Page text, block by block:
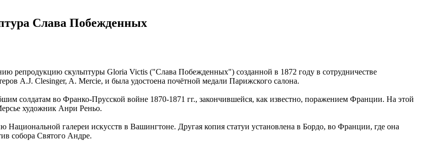
Слава Побежденных
репродукцию скульптуры Gloria Victis ("Слава Побежденных") созданной в 1872 году в сотрудничестве
A.J. Clesinger, A. Merciе, и была удостоена почётной медали Парижского салона.
солдатам во Франко-Прусской войне 1870-1871 гг., закончившейся, как известно, поражением Франции. На этой
художник Анри Реньо.
Национальной галереи искусств в Вашингтоне. Другая копия статуи установлена в Бордо, во Франции, где она
собора Святого Андре.